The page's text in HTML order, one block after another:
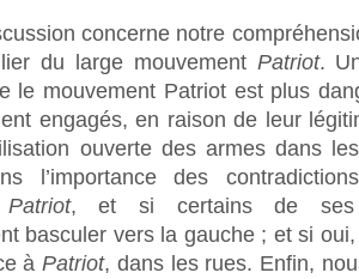
concerne notre
du large mouvementPatriot.
le mouvement Patriot est plus
engagés, en raison de leur
ouverte des armes dans
l’importance des
Patriot, et si certains de ses
basculer vers la gauche ; et si
àPatriot, dans les rues. Enfin,